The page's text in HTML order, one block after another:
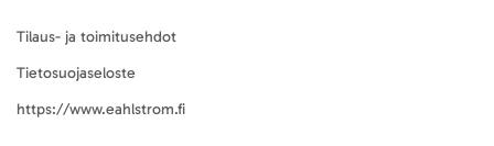
Tilaus- ja toimitusehdot
Tietosuojaseloste
https://www.eahlstrom.fi